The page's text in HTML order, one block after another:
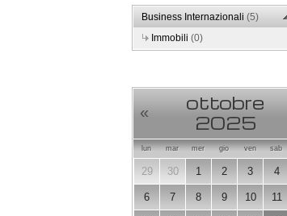
Business Internazionali(5)
Immobili(0)
«
ottobre
2025
lun mar mer gio ven sab
29 30 1 2 3 4
6 7 8 9 10 11